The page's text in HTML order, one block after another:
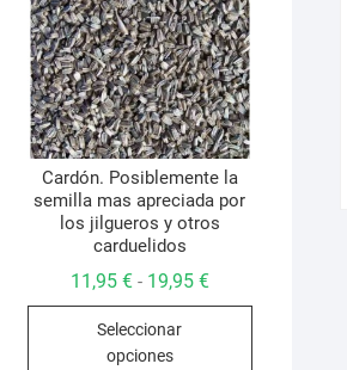
Cardón. Posiblemente la
semilla mas apreciada por
los jilgueros y otros
carduelidos
11,95 € - 19,95 €Rango
Seleccionar
opciones
Este